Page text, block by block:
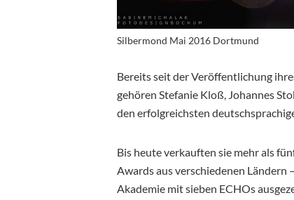
Silbermond Mai 2016 Dortmund
Bereits seit der Veröffentlichung
gehören Stefanie Kloß, Johannes
den erfolgreichsten
Bis heute verkauften sie mehr als
Awards aus verschiedenen
Akademie mit sieben ECHOs